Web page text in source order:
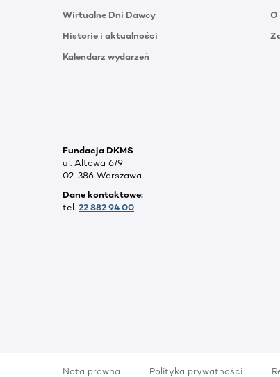
Wirtualne Dni Dawcy
Historie i aktualności
Kalendarz wydarzeń
O
Fundacja DKMS
ul. Altowa 6/9
02-386 Warszawa
Dane kontaktowe:
tel. 22 882 94 00
Nota prawna Polityka prywatności